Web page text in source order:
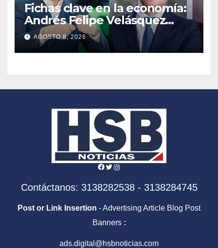
Fichas clave en la economía:
Andrés Felipe Velásquez
tomará el timón de la DIAN
en la era De la Espriella
AGOSTO 8, 2026
Facebook
Twitter
Instagram
Contáctanos: 3138282538 - 3138284745
Post or Link Insertion - Advertising Article Blog Post
Banners :
ads.digital@hsbnoticias.com